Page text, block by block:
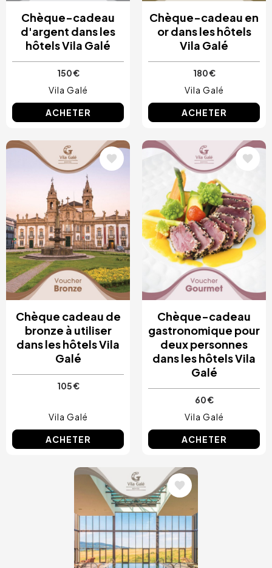
Chèque-cadeau
d'argent dans les
hôtels Vila Galé
150 €
Vila Galé
ACHETER
Chèque-cadeau en
or dans les hôtels
Vila Galé
180 €
Vila Galé
ACHETER
Image
Chèque cadeau de
bronze à utiliser
dans les hôtels Vila
Galé
105 €
Vila Galé
ACHETER
Image
Chèque-cadeau
gastronomique pour
deux personnes
dans les hôtels Vila
Galé
60 €
Vila Galé
ACHETER
Image